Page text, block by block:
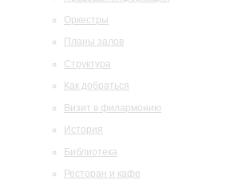
Оркестры
Планы залов
Структура
Как добраться
Визит в филармонию
История
Библиотека
Ресторан и кафе